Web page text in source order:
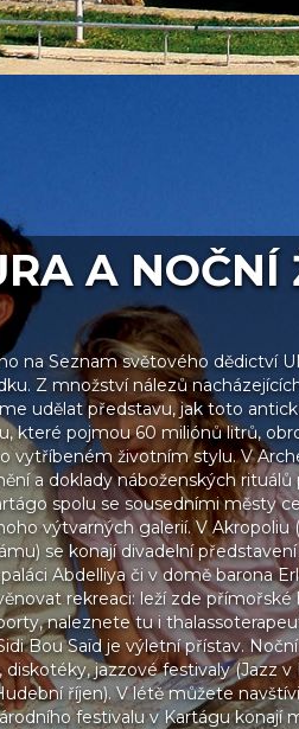
A NOČNÍ
na Seznam světového dědictví
Z množství nálezů
udělat představu, jak toto
které pojmou 60 miliónů litrů,
o vytříbeném životním stylu. V
a doklady náboženských rituálů
spolu se sousedními městy
výtvarných galerií. V Akropoliu
se konají divadelní
Abdelliya či v domě barona
rekreaci: leží zde
naleznete tu i
Bou Saïd je výletní přístav.
diskotéky, jazzové festivaly (Jazz
říjen). V létě můžete
festivalu v Kartágu konají